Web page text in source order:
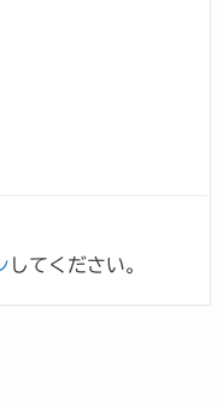
してください。